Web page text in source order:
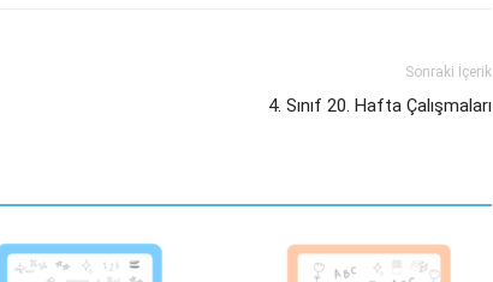
Sonraki İçerik
4. Sınıf 20. Hafta Çalışmaları